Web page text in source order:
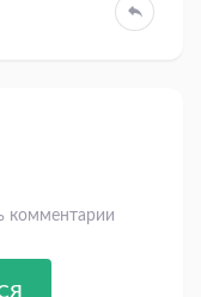
комментарии